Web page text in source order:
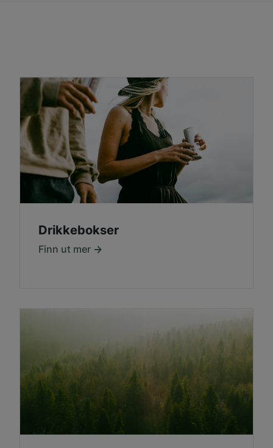
Drikkebokser
Finn ut mer